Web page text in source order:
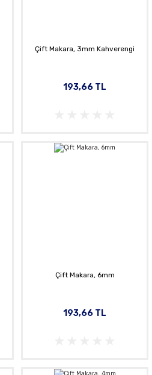
Çift Makara, 3mm Kahverengi
193,66 TL
Çift Makara, 6mm
193,66 TL